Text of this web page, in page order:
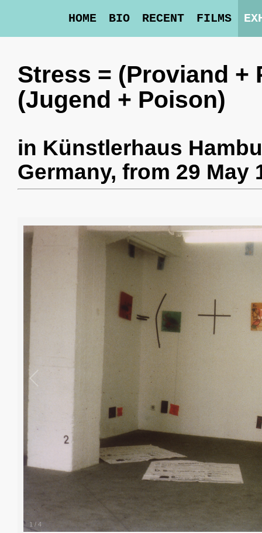
HOME BIO RECENT FILMS
Stress = (Proviand +
(Jugend + Poison)
in Künstlerhaus
Germany, from 29 May
1 / 4